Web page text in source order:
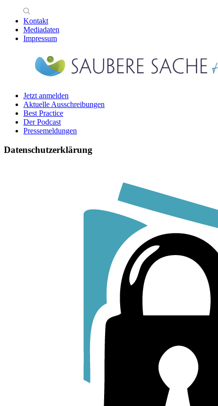
Kontakt
Mediadaten
Impressum
Jetzt anmelden
Aktuelle Ausschreibungen
Best Practice
Der Podcast
Pressemeldungen
Datenschutzerklärung